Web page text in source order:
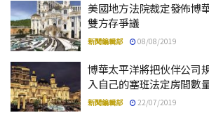
美國地方法院裁定發佈博
雙方存爭議
新聞編輯部 08/08/2019
博華太平洋將把伙伴公司
入自己的塞班法定房間數
新聞編輯部 22/07/2019